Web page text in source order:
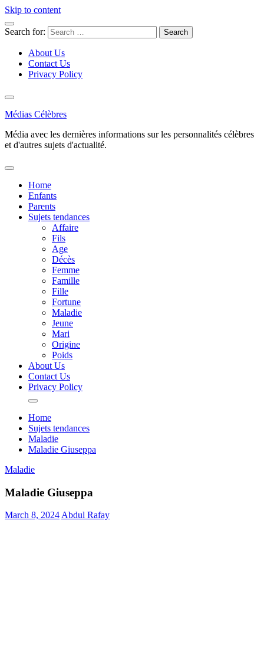
Skip to content
Search for:
About Us
Contact Us
Privacy Policy
Médias Célèbres
Média avec les dernières informations sur les personnalités célèbres
et d'autres sujets d'actualité.
Home
Enfants
Parents
Sujets tendances
Affaire
Fils
Age
Décès
Femme
Famille
Fille
Fortune
Maladie
Jeune
Mari
Origine
Poids
About Us
Contact Us
Privacy Policy
Home
Sujets tendances
Maladie
Maladie Giuseppa
Maladie
Maladie Giuseppa
March 8, 2024Abdul Rafay